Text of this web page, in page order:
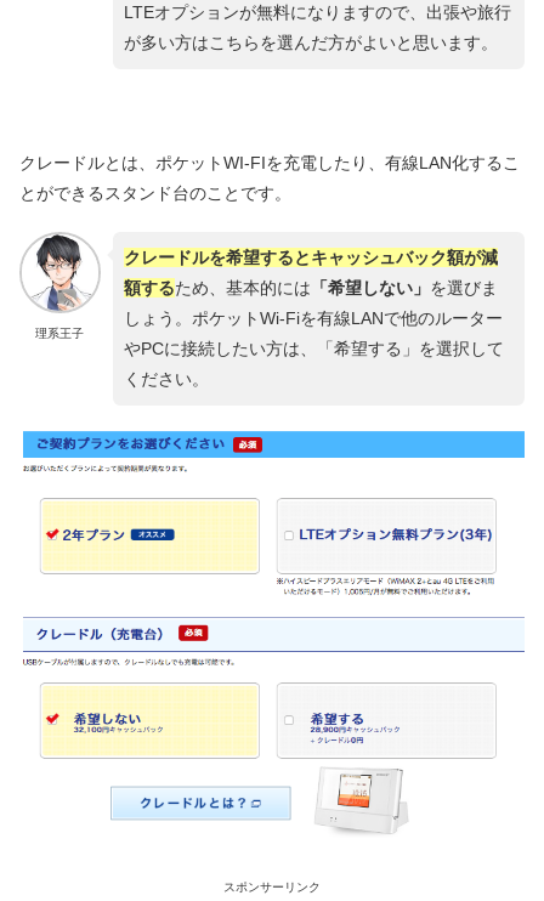
LTEオプションが無料になりますので、出張や旅行
が多い方はこちらを選んだ方がよいと思います。
クレードルとは、ポケットWI-FIを充電したり、有線LAN化するこ
とができるスタンド台のことです。
理系王子
クレードルを希望するとキャッシュバック額が減
額するため、基本的には 「希望しない」 を選びま
しょう。ポケットWi-Fiを有線LANで他のルーター
やPCに接続したい方は、「希望する」を選択して
ください。
スポンサーリンク